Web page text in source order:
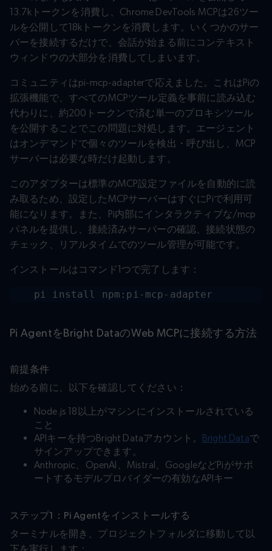
13.7kトークンを消費し、Chrome DevTools MCPは26ツー
ルを公開して18kトークンを消費します。いくつかのサー
バーを接続するだけで、会話が始まる前にコンテキスト
ウィンドウの大部分を消費してしまいます。
コミュニティはpi-mcp-adapterで応えました。これはPiの
拡張機能で、すべてのMCPツール定義を事前に読み込む
代わりに、約200トークンで済む単一のプロキシツール
を公開することでこの問題に対処します。エージェント
はオンデマンドで個々のツールを検出・呼び出し、MCP
サーバーは必要な時だけ起動します。
このアダプターは標準のMCP設定ファイルを自動的に読
み取るため、設定したMCPサーバーはすぐにPiで利用可
能になります。また、Pi内部にインタラクティブな/mcp
パネルを提供し、接続済みサーバーの確認、接続状態の
チェック、リアルタイムでのツール管理が可能です。
インストールはコマンド1つで完了します：
pi install npm:pi-mcp-adapter
Pi AgentをBright DataのWeb MCPに接続する方法
前提条件
始める前に、以下を確認してください：
Node.js 18以上がマシンにインストールされている
こと
APIキーを持つBright Dataアカウント。
Bright Dataで
サインアップできます。
Anthropic、OpenAI、Mistral、GoogleなどPiがサポ
ートするモデルプロバイダーの有効なAPIキー
ステップ1：Pi Agentをインストールする
ターミナルを開き、プロジェクトフォルダに移動して以